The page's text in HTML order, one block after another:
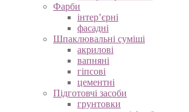
Фарби
інтер’єрні
фасадні
Шпаклювальні суміші
акрилові
вапняні
гіпсові
цементні
Підготовчі засоби
грунтовки